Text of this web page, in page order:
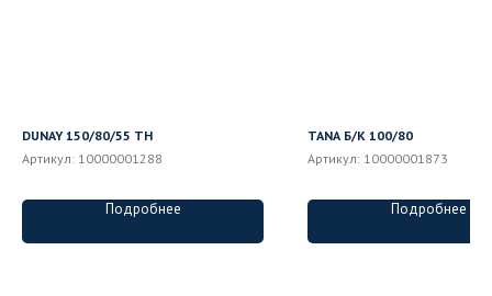
DUNAY 150/80/55 ТН
Артикул: 10000001288
Подробнее
TANA Б/К 100/80
Артикул: 10000001873
Подробнее